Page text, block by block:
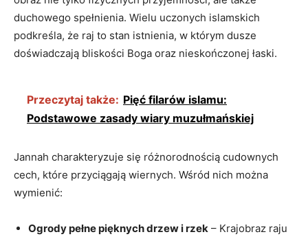
duchowego spełnienia. Wielu uczonych islamskich
podkreśla, że raj to stan istnienia,‌ w którym dusze
doświadczają bliskości Boga⁤ oraz nieskończonej łaski.
Przeczytaj także: Pięć filarów islamu:
Podstawowe zasady wiary muzułmańskiej
Jannah ​charakteryzuje ​się różnorodnością cudownych
cech, które przyciągają wiernych.⁢ Wśród nich można
wymienić:
Ogrody pełne pięknych ‍drzew i rzek – Krajobraz raju